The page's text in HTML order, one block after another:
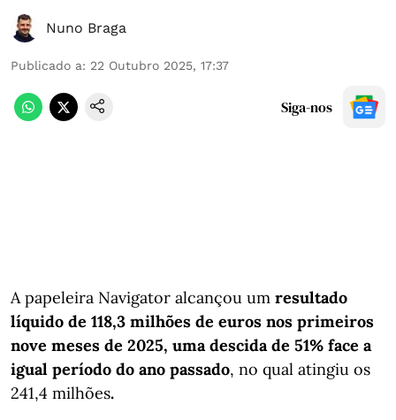
Nuno Braga
Publicado a: 22 Outubro 2025, 17:37
Siga-nos
A papeleira Navigator alcançou um resultado
líquido de 118,3 milhões de euros nos primeiros
nove meses de 2025, uma descida de 51% face a
igual período do ano passado, no qual atingiu os
241,4 milhões.